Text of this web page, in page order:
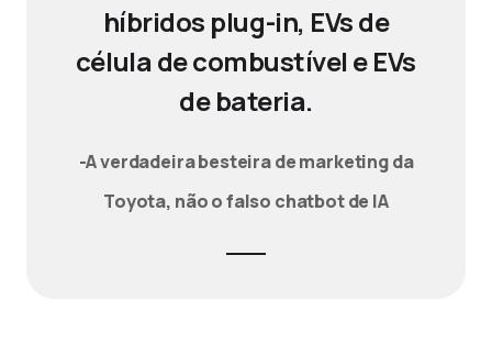
híbridos plug-in, EVs de
célula de combustível e EVs
de bateria.
-A verdadeira besteira de marketing da
Toyota, não o falso chatbot de IA